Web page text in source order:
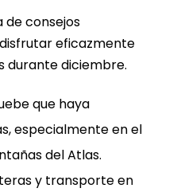
de consejos
eficazmente
durante diciembre.
que haya
especialmente en el
del Atlas.
y transporte en